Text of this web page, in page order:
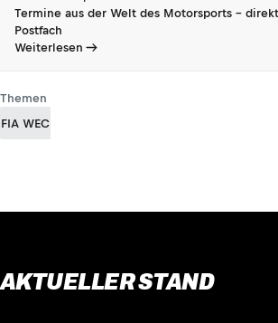
Termine aus der Welt des Motorsports -
Postfach
Weiterlesen
Themen
FIA WEC
AKTUELLER STAND